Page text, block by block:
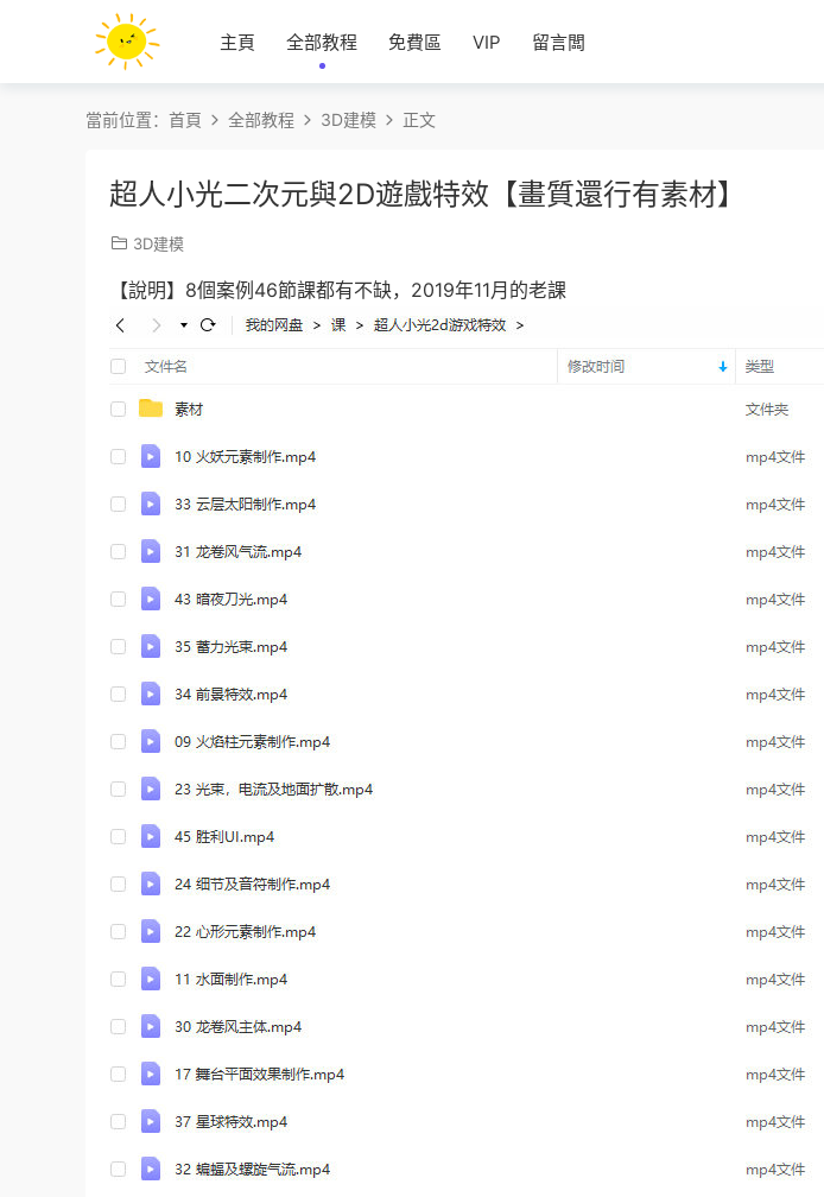
主頁 全部教程 免費區 VIP 留言闆
當前位置： 首頁 全部教程 3D建模 正文
超人小光二次元與2D遊戲特效【畫質還行有素材】
3D建模
【說明】8個案例46節課都有不缺，2019年11月的老課